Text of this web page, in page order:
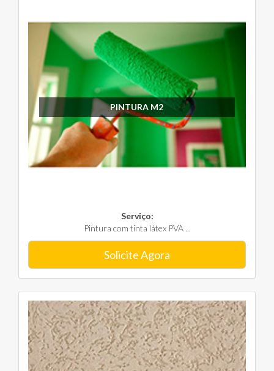
PINTURA M2
Serviço:
Pintura com tinta látex PVA ...
Solicite Agora